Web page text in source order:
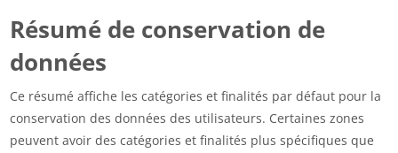
Résumé de conservation de
données
Ce résumé affiche les catégories et finalités par défaut pour la
conservation des données des utilisateurs. Certaines zones
peuvent avoir des catégories et finalités plus spécifiques que